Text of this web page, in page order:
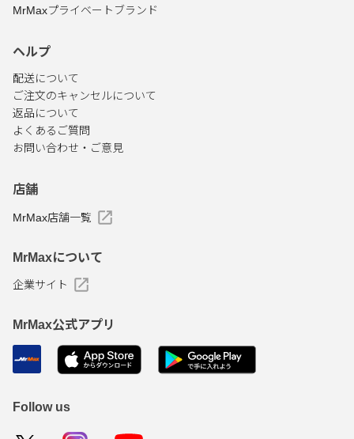
MrMaxプライベートブランド
ヘルプ
配送について
ご注文のキャンセルについて
返品について
よくあるご質問
お問い合わせ・ご意見
店舗
MrMax店舗一覧
MrMaxについて
企業サイト
MrMax公式アプリ
Follow us